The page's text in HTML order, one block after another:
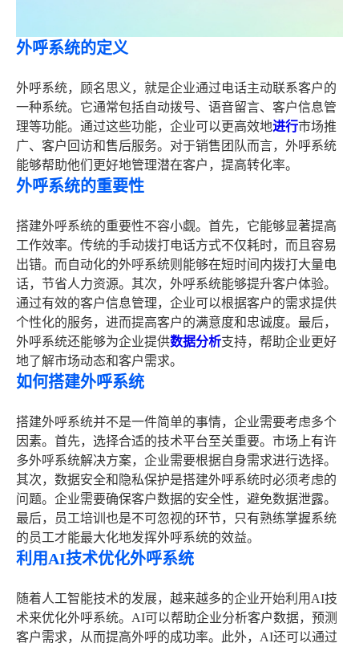
外呼系统的定义
外呼系统，顾名思义，就是企业通过电话主动联系客户的
一种系统。它通常包括自动拨号、语音留言、客户信息管
理等功能。通过这些功能，企业可以更高效地进行市场推
广、客户回访和售后服务。对于销售团队而言，外呼系统
能够帮助他们更好地管理潜在客户，提高转化率。
外呼系统的重要性
搭建外呼系统的重要性不容小觑。首先，它能够显著提高
工作效率。传统的手动拨打电话方式不仅耗时，而且容易
出错。而自动化的外呼系统则能够在短时间内拨打大量电
话，节省人力资源。其次，外呼系统能够提升客户体验。
通过有效的客户信息管理，企业可以根据客户的需求提供
个性化的服务，进而提高客户的满意度和忠诚度。最后，
外呼系统还能够为企业提供数据分析支持，帮助企业更好
地了解市场动态和客户需求。
如何搭建外呼系统
搭建外呼系统并不是一件简单的事情，企业需要考虑多个
因素。首先，选择合适的技术平台至关重要。市场上有许
多外呼系统解决方案，企业需要根据自身需求进行选择。
其次，数据安全和隐私保护是搭建外呼系统时必须考虑的
问题。企业需要确保客户数据的安全性，避免数据泄露。
最后，员工培训也是不可忽视的环节，只有熟练掌握系统
的员工才能最大化地发挥外呼系统的效益。
利用AI技术优化外呼系统
随着人工智能技术的发展，越来越多的企业开始利用AI技
术来优化外呼系统。AI可以帮助企业分析客户数据，预测
客户需求，从而提高外呼的成功率。此外，AI还可以通过